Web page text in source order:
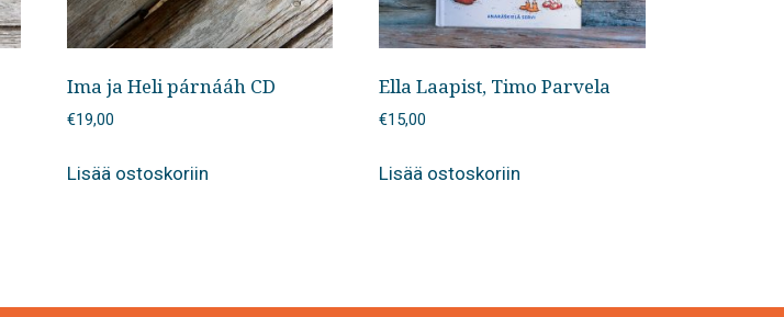
Ima ja Heli párnááh CD
€19,00
Lisää ostoskoriin
Ella Laapist, Timo Parvela
€15,00
Lisää ostoskoriin